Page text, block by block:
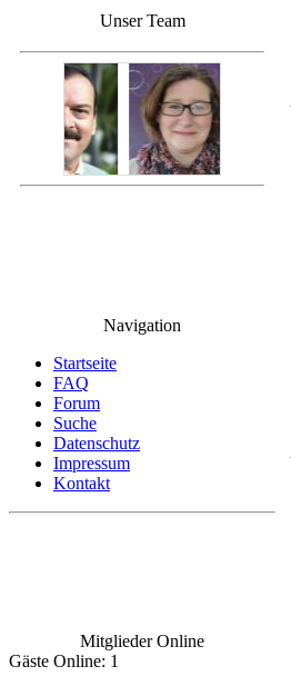
Unser Team
Navigation
Startseite
FAQ
Forum
Suche
Datenschutz
Impressum
Kontakt
Mitglieder Online
Gäste Online: 1